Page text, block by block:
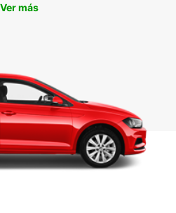
Ver más